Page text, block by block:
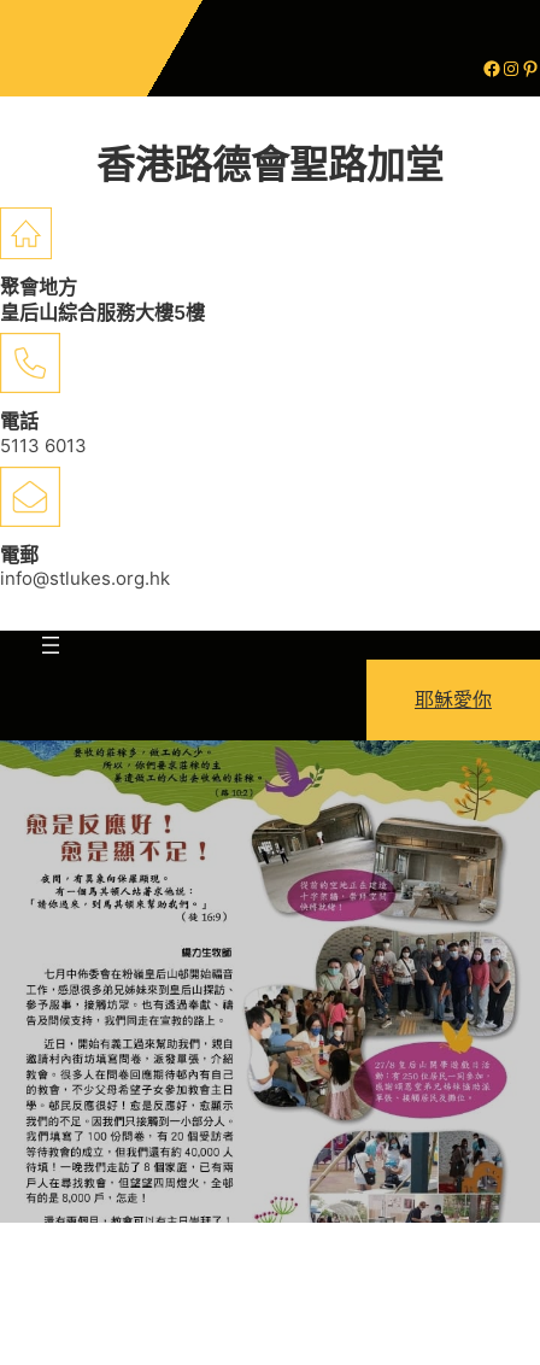
香港路德會聖路加堂
聚會地方
皇后山綜合服務大樓5樓
電話
5113 6013
電郵
info@stlukes.org.hk
耶穌愛你